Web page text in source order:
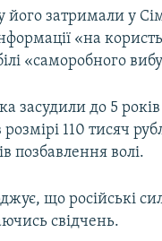
його затримали у
«на
«саморобного
засудили до 5
110 тисяч
позбавлення волі.
що російські
свідчень.